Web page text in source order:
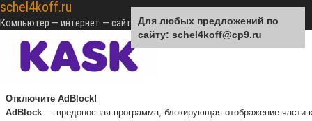
schel4koff.ru
Компьютер — интернет — сайтостроение — SEO — монетизация
Отключите AdBlock!
AdBlock — вредоносная программа, блокирующая отображение части
Для любых предложений по
сайту: schel4koff@cp9.ru